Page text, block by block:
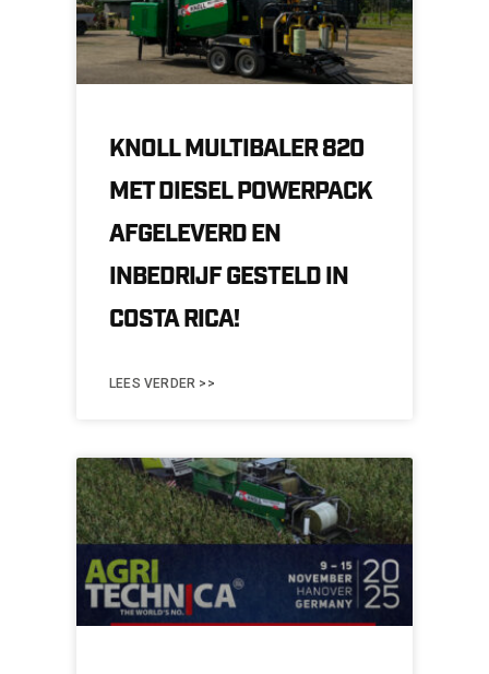
KNOLL MULTIBALER 820
MET DIESEL POWERPACK
AFGELEVERD EN
INBEDRIJF GESTELD IN
COSTA RICA!
LEES VERDER >>